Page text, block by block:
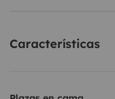
con una gran cama de
transformar
Características